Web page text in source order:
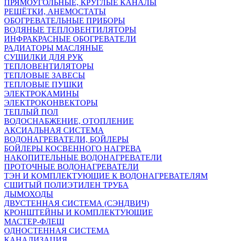
ПРЯМОУГОЛЬНЫЕ, КРУГЛЫЕ КАНАЛЫ
РЕШЁТКИ, АНЕМОСТАТЫ
ОБОГРЕВАТЕЛЬНЫЕ ПРИБОРЫ
ВОДЯНЫЕ ТЕПЛОВЕНТИЛЯТОРЫ
ИНФРАКРАСНЫЕ ОБОГРЕВАТЕЛИ
РАДИАТОРЫ МАСЛЯНЫЕ
СУШИЛКИ ДЛЯ РУК
ТЕПЛОВЕНТИЛЯТОРЫ
ТЕПЛОВЫЕ ЗАВЕСЫ
ТЕПЛОВЫЕ ПУШКИ
ЭЛЕКТРОКАМИНЫ
ЭЛЕКТРОКОНВЕКТОРЫ
ТЕПЛЫЙ ПОЛ
ВОДОСНАБЖЕНИЕ, ОТОПЛЕНИЕ
АКСИАЛЬНАЯ СИСТЕМА
ВОДОНАГРЕВАТЕЛИ, БОЙЛЕРЫ
БОЙЛЕРЫ КОСВЕННОГО НАГРЕВА
НАКОПИТЕЛЬНЫЕ ВОДОНАГРЕВАТЕЛИ
ПРОТОЧНЫЕ ВОДОНАГРЕВАТЕЛИ
ТЭН И КОМПЛЕКТУЮЩИЕ К ВОДОНАГРЕВАТЕЛЯМ
СШИТЫЙ ПОЛИЭТИЛЕН ТРУБА
ДЫМОХОДЫ
ДВУСТЕННАЯ СИСТЕМА (СЭНДВИЧ)
КРОНШТЕЙНЫ И КОМПЛЕКТУЮЩИЕ
МАСТЕР-ФЛЕШ
ОДНОСТЕННАЯ СИСТЕМА